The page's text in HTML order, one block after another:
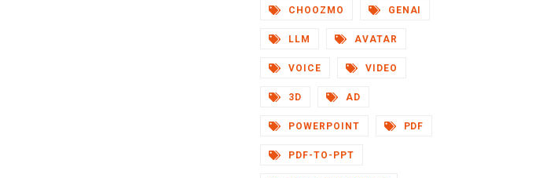
CHOOZMO GENAI
LLM AVATAR
VOICE VIDEO
3D AD
POWERPOINT PDF
PDF-TO-PPT